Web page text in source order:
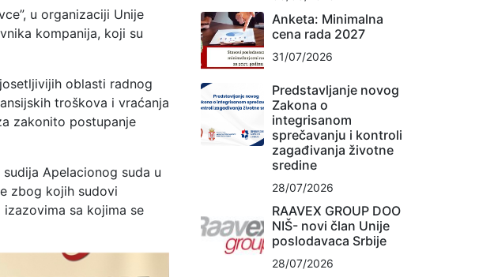
u organizaciji Unije
kompanija, koji su
oblasti radnog
troškova i vraćanja
zakonito postupanje
sudija Apelacionog suda u
zbog kojih sudovi
sa kojima se
Anketa: Minimalna
cena rada 2027
31/07/2026
Predstavljanje novog
Zakona o
integrisanom
sprečavanju i kontroli
zagađivanja životne
sredine
28/07/2026
RAAVEX GROUP DOO
NIŠ- novi član Unije
poslodavaca Srbije
28/07/2026